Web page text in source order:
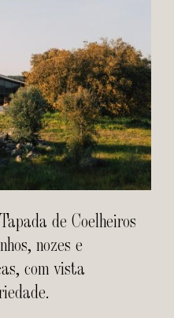
de Coelheiros
nozes e
com vista